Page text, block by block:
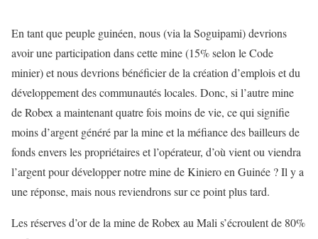
En tant que peuple guinéen, nous (via la Soguipami) devrions
avoir une participation dans cette mine (15% selon le Code
minier) et nous devrions bénéficier de la création d’emplois et du
développement des communautés locales. Donc, si l’autre mine
de Robex a maintenant quatre fois moins de vie, ce qui signifie
moins d’argent généré par la mine et la méfiance des bailleurs de
fonds envers les propriétaires et l’opérateur, d’où vient ou viendra
l’argent pour développer notre mine de Kiniero en Guinée ? Il y a
une réponse, mais nous reviendrons sur ce point plus tard.
Les réserves d’or de la mine de Robex au Mali s’écroulent de 80%